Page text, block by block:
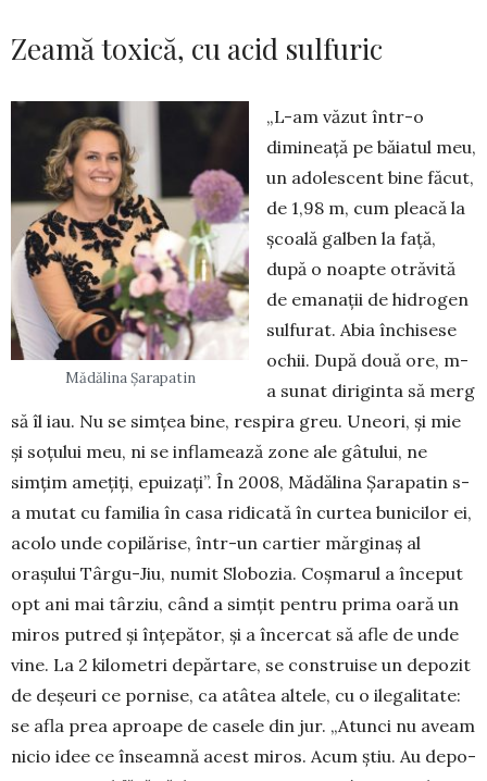
Zeamă toxică, cu acid sulfuric
Mădălina Șarapatin
„L-am văzut într-o
dimineață pe băiatul meu,
un adolescent bine făcut,
de 1,98 m, cum pleacă la
școală galben la față,
după o noap­te otrăvită
de ema­nații de hidrogen
sulfurat. Abia închi­sese
ochii. Du­pă două ore, m-
a sunat diriginta să merg
să îl iau. Nu se simțea bine, respira greu. Uneori, și mie
și so­țului meu, ni se inflamează zone ale gâtului, ne
simțim amețiți, epui­zați”. În 2008, Mădălina Șara­patin s-
a mu­tat cu familia în casa ridicată în curtea bunicilor ei,
aco­lo unde co­pilărise, într-un cartier mărginaș al
orașului Târgu-Jiu, numit Slobo­zia. Coșmarul a în­ceput
opt ani mai târziu, când a simțit pentru pri­ma oară un
miros putred și înțe­pător, și a încercat să afle de unde
vine. La 2 kilometri depăr­tare, se cons­truise un depozit
de deșeuri ce pornise, ca atâtea altele, cu o ile­galitate:
se afla prea aproa­pe de ca­sele din jur. „Atunci nu aveam
nicio idee ce înseamnă acest miros. Acum știu. Au depo­